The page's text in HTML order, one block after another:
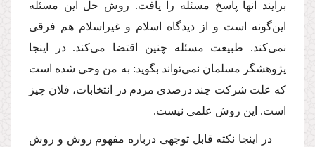
برآیند آنها پاسخ مسئله را یافت. روش حل این مسئله
این‌گونه است و از دیدگاه اسلام و غیراسلام هم فرقی
نمی‌کند. طبیعت مسئله چنین اقتضا می‌کند. در اینجا
پژوهشگر مسلمان نمی‌تواند بگوید: به من وحی شده است
که علت شرکت چند درصدی مردم در انتخابات، فلان چیز
است. این روش علمی نیست.
در اینجا نکته قابل توجهی درباره مفهوم روش و روش